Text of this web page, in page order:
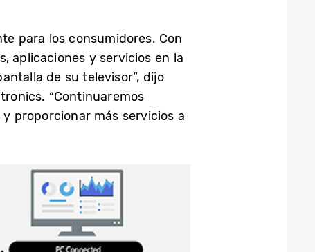
para los consumidores. Con
aplicaciones y servicios en la
de su televisor”, dijo
“Continuaremos
proporcionar más servicios a